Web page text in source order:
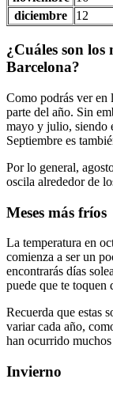
diciembre
12
¿Cuáles son los
Barcelona?
Como podrás ver en
parte del año. Sin
mayo y julio, siendo
Septiembre es
Por lo general,
oscila alrededor de
Meses más fríos
La temperatura en
comienza a ser un
encontrarás días
puede que te toquen
Recuerda que estas
variar cada año,
han ocurrido
Invierno